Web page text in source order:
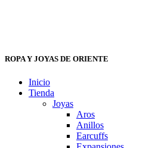
ROPA Y JOYAS DE ORIENTE
Inicio
Tienda
Joyas
Aros
Anillos
Earcuffs